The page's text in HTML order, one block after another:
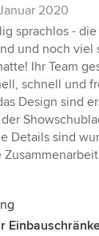
2020
sprachlos -
und noch viel
Ihr Team
schnell und
Design sind
Details sind